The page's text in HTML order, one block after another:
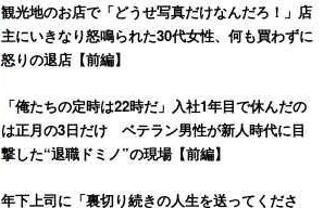
観光地のお店で「どうせ写真だけなんだろ！」店
主にいきなり怒鳴られた30代女性、何も買わずに
怒りの退店【前編】
「俺たちの定時は22時だ」入社1年目で休んだの
は正月の3日だけ ベテラン男性が新人時代に目
撃した“退職ドミノ”の現場【前編】
年下上司に「裏切り続きの人生を送ってくださ